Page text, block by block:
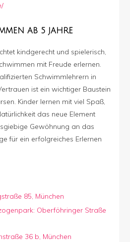
AB 5 JAHRE
kindgerecht und spielerisch,
mit Freude erlernen.
Schwimmlehrern in
ist ein wichtiger Baustein
Kinder lernen mit viel Spaß,
das neue Element
Gewöhnung an das
für ein erfolgreiches Erlernen
85, München
Oberföhringer Straße
36 b, München